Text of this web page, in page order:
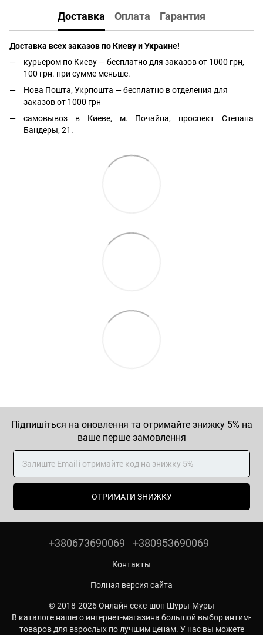
Доставка Оплата Гарантия
Доставка всех заказов по Киеву и Украине!
курьером по Киеву — бесплатно для заказов от 1000 грн,
100 грн. при сумме меньше.
Нова Пошта, Укрпошта — бесплатно в отделения для
заказов от 1000 грн
самовывоз в Киеве, м. Почайна, проспект Степана
Бандеры, 21.
Підпишіться на оновлення та отримайте знижку 5% на
ваше перше замовлення
ОТРИМАТИ ЗНИЖКУ
+380673690069 +380953690069
Контакты
Полная версия сайта
© 2018-2026 Онлайн секс-шоп Шуры-Муры
В каталоге нашего интернет-магазина большой выбор интим-
товаров для взрослых по лучшим ценам. У нас вы можете